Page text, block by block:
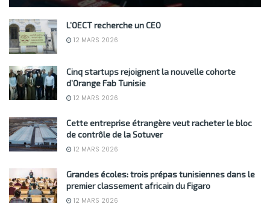
L’OECT recherche un CEO
12 MARS 2026
Cinq startups rejoignent la nouvelle cohorte
d’Orange Fab Tunisie
12 MARS 2026
Cette entreprise étrangère veut racheter le bloc
de contrôle de la Sotuver
12 MARS 2026
Grandes écoles: trois prépas tunisiennes dans le
premier classement africain du Figaro
12 MARS 2026